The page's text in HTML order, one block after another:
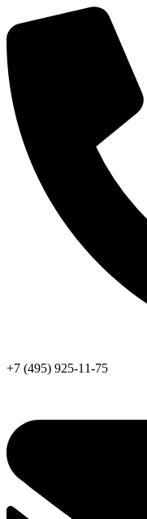
+7 (495) 925-11-75